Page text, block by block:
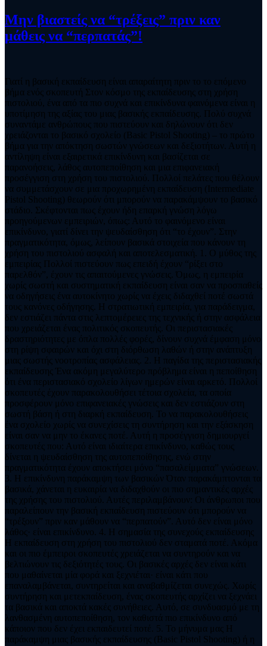
Μην βιαστείς να “τρέξεις” πριν καν
μάθεις να “περπατάς”!
Γιατί η βασική εκπαίδευση είναι απαραίτητη πριν το το επόμενο
βήμα ενός σκοπευτή Στον κόσμο της εκπαίδευσης στη χρήση
πιστολιού, ένα από τα πιο συχνά και επικίνδυνα φαινόμενα είναι η
υποτίμηση της αξίας του μιας βασικής εκπαίδευσης. Πολύ συχνά
συναντάμε ανθρώπους που πιστεύουν και δηλώνουν ότι δεν
χρειάζονται το βασικό σχολείο (Basic Pistol Shooting) – το πρώτο
βήμα για την απόκτηση σωστών γνώσεων και δεξιοτήτων. Αυτή η
αντίληψη είναι εξαιρετικά επικίνδυνη και βασίζεται σε
παρανοήσεις, λάθος αυτοπεποίθηση και μια επιφανειακή
προσέγγιση στη χρήση του πιστολιού. Πολλοί πελάτες που θέλουν
να συμμετάσχουν σε μια προχωρημένη εκπαίδευση (Intermediate
Pistol Shooting) θεωρούν ότι μπορούν να παρακάμψουν το βασικό
στάδιο. Σκέφτονται πως έχουν ήδη επαρκή γνώση λόγω
προηγούμενων εμπειριών, όπως: Αυτό το φαινόμενο είναι
επικίνδυνο, γιατί δίνει την ψευδαίσθηση ότι “το έχουν”. Στην
πραγματικότητα, όμως, λείπουν βασικά στοιχεία που κάνουν τη
χρήση του πιστολιού ασφαλή και αποτελεσματική. 1. Ο μύθος της
εμπειρίας Πολλοί πιστεύουν πως επειδή έχουν “ρίξει στο
παρελθόν”, έχουν τις απαιτούμενες γνώσεις. Όμως, η εμπειρία
χωρίς σωστή και συστηματική εκπαίδευση είναι σαν να προσπαθείς
να οδηγήσεις ένα αυτοκίνητο χωρίς να έχεις διδαχθεί ποτέ σωστά
τους κανόνες οδήγησης. Η στρατιωτική εμπειρία, για παράδειγμα,
δεν εστιάζει πάντα στις λεπτομέρειες της τεχνικής ή στην ασφάλεια
που χρειάζεται ένας πολιτικός σκοπευτής. Οι περιστασιακές
δραστηριότητες με όπλα πολλές φορές, δίνουν συχνά έμφαση μόνο
στη ρίψη σφαιρών και όχι στη διόρθωση λαθών ή στην ανάπτυξη
μιας σωστής νοοτροπίας ασφάλειας. 2. Η παγίδα της περιστασιακής
εκπαίδευσης Ένα ακόμη μεγαλύτερο πρόβλημα είναι η πεποίθηση
ότι ένα περιστασιακό σχολείο λίγων ημερών είναι αρκετό. Πολλοί
σκοπευτές έχουν παρακολουθήσει τέτοια σχολεία, τα οποία
προσφέρουν μόνο επιφανειακές γνώσεις και δεν εστιάζουν στη
σωστή βάση ή στη διαρκή εκπαίδευση. Το να παρακολουθήσεις
ένα σχολείο χωρίς να συνεχίσεις τη συντήρηση και την εξάσκηση
είναι σαν να μην το έκανες ποτέ. Αυτή η προσέγγιση δημιουργεί
σκοπευτές που: Αυτό είναι ιδιαίτερα επικίνδυνο, καθώς τους
δίνεται η ψευδαίσθηση της αυτοπεποίθησης, ενώ στην
πραγματικότητα έχουν αποκτήσει μόνο “πασαλείμματα” γνώσεων.
3. Η επικίνδυνη παράκαμψη των βασικών Όταν παρακάμπτονται τα
βασικά, χάνεται η ευκαιρία να διδαχθούν οι πιο σημαντικές αρχές
της χρήσης του πιστολιού. Αυτές περιλαμβάνουν: Οι άνθρωποι που
παραλείπουν την βασική εκπαίδευση πιστεύουν ότι μπορούν να
“τρέξουν” πριν καν μάθουν να “περπατούν”. Αυτό δεν είναι μόνο
λάθος· είναι επικίνδυνο. 4. Η σημασία της συνεχούς εκπαίδευσης
Η εκπαίδευση στη χρήση του πιστολιού δεν σταματά ποτέ. Ακόμα
και οι πιο έμπειροι σκοπευτές χρειάζεται να συντηρούν και να
βελτιώνουν τις δεξιότητές τους. Οι βασικές αρχές δεν είναι κάτι
που μαθαίνεται μία φορά και ξεχνιέται· είναι κάτι που
επαναλαμβάνεται, συντηρείται και αναβαθμίζεται συνεχώς. Χωρίς
συντήρηση και μετεκπαίδευση, ένας σκοπευτής αρχίζει να ξεχνάει
τα βασικά και αποκτά κακές συνήθειες. Αυτό, σε συνδυασμό με τη
λανθασμένη αυτοπεποίθηση, τον καθιστά πιο επικίνδυνο από
κάποιον που δεν έχει εκπαιδευτεί ποτέ. 5. Το μήνυμα μας Η
παράκαμψη μιας βασικής εκπαίδευσης (Basic Pistol Shooting) ή η